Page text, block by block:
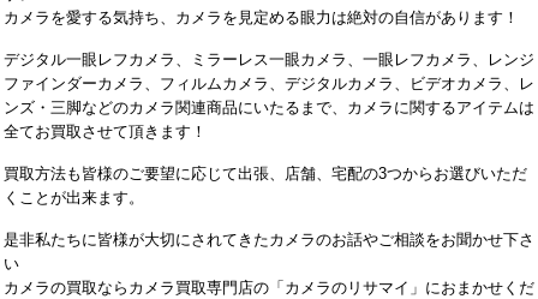
カメラを愛する気持ち、カメラを見定める眼力は絶対の自信があります！
デジタル一眼レフカメラ、ミラーレス一眼カメラ、一眼レフカメラ、レンジ
ファインダーカメラ、フィルムカメラ、デジタルカメラ、ビデオカメラ、レ
ンズ・三脚などのカメラ関連商品にいたるまで、カメラに関するアイテムは
全てお買取させて頂きます！
買取方法も皆様のご要望に応じて出張、店舗、宅配の3つからお選びいただ
くことが出来ます。
是非私たちに皆様が大切にされてきたカメラのお話やご相談をお聞かせ下さ
い
カメラの買取ならカメラ買取専門店の「カメラのリサマイ」におまかせくだ